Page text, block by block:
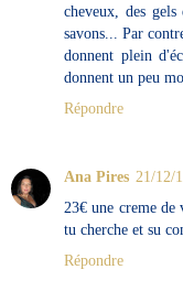
cheveux, des gels
savons... Par
donnent plein
donnent un peu
Répondre
Ana Pires 21/12/
23€ une creme de
tu cherche et su
Répondre